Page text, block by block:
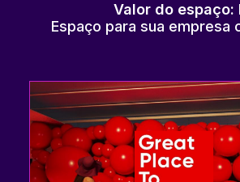
Valor do espaço:
Espaço para sua empresa